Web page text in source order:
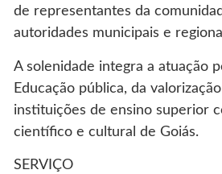
de representantes da
autoridades municipais e
A solenidade integra a atuação
Educação pública, da
instituições de ensino superior
científico e cultural de Goiás.
SERVIÇO